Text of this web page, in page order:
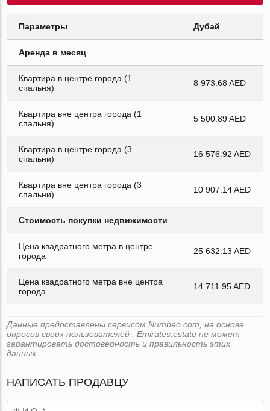
Параметры Дубай
Аренда в месяц
Квартира в центре города (1
спальня)
8 973.68 AED
Квартира вне центра города (1
спальня)
5 500.89 AED
Квартира в центре города (3
спальни)
16 576.92 AED
Квартира вне центра города (3
спальни)
10 907.14 AED
Стоимость покупки недвижимости
Цена квадратного метра в центре
города
25 632.13 AED
Цена квадратного метра вне центра
города
14 711.95 AED
Данные предоставлены сервисом Numbeo.com, на основе
опросов своих пользователей . Emirates.estate не может
гарантировать достоверность и правильность этих
данных.
НАПИСАТЬ ПРОДАВЦУ